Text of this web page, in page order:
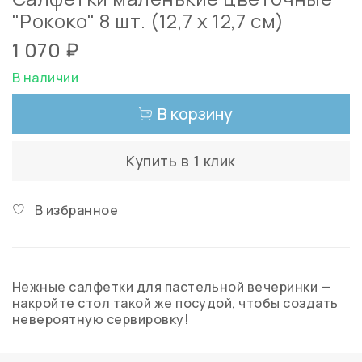
"Рококо" 8 шт. (12,7 x 12,7 см)
1 070 ₽
В наличии
В корзину
Купить в 1 клик
В избранное
Нежные салфетки для пастельной вечеринки —
накройте стол такой же посудой, чтобы создать
невероятную сервировку!